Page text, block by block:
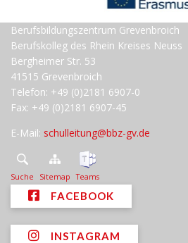
Berufsbildungszentrum Grevenbroich
Berufskolleg des Rhein Kreises Neuss
Bergheimer Str. 53
41515 Grevenbroich
Telefon: +49 (0)2181 6907-0
Fax: +49 (0)2181 6907-45
E-Mail: schulleitung@bbz-gv.de
Suche Sitemap Teams
FACEBOOK
INSTAGRAM